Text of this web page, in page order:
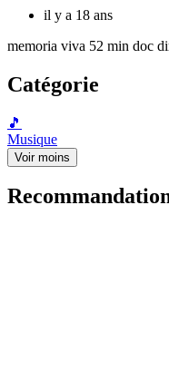
il y a 18 ans
memoria viva 52 min doc
Catégorie
🎵
Musique
Voir moins